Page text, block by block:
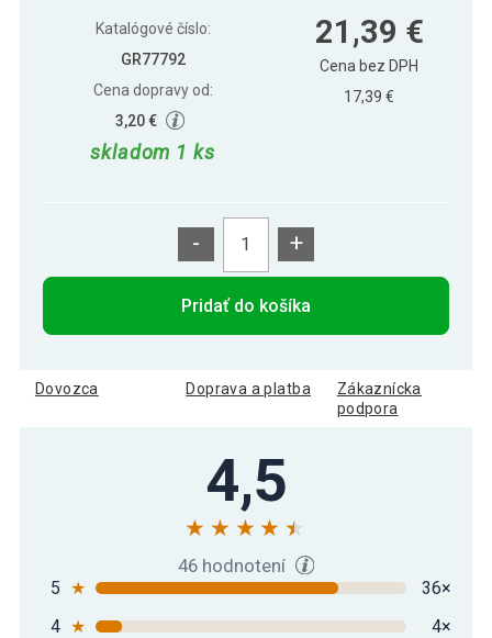
Katalógové číslo:
GR77792
Cena dopravy od:
3,20 €
skladom 1 ks
21,39 €
Cena bez DPH
17,39 €
- +
Pridať do košíka
Dovozca Doprava a platba
Zákaznícka
podpora
4,5
46 hodnotení
5 ★
36×
4 ★
4×